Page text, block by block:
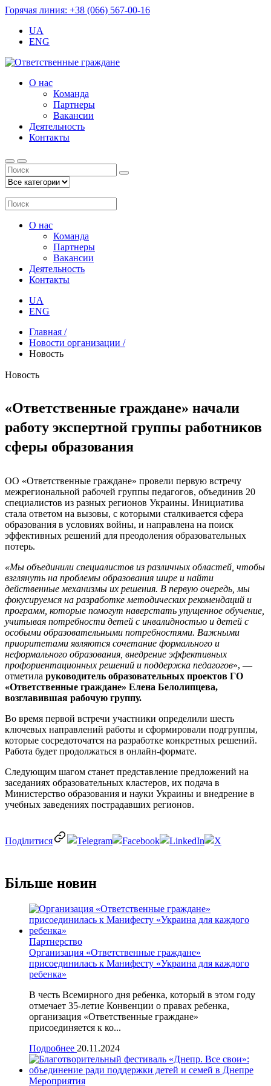
Горячая линия: +38 (066) 567-00-16
UA
ENG
О нас
Команда
Партнеры
Вакансии
Деятельность
Контакты
О нас
Команда
Партнеры
Вакансии
Деятельность
Контакты
UA
ENG
Главная /
Новости организации /
Новость
Новость
«Ответственные граждане» начали
работу экспертной группы работников
сферы образования
ОО «Ответственные граждане» провели первую встречу
межрегиональной рабочей группы педагогов, объединив 20
специалистов из разных регионов Украины. Инициатива
стала ответом на вызовы, с которыми сталкивается сфера
образования в условиях войны, и направлена на поиск
эффективных решений для преодоления образовательных
потерь.
«Мы объединили специалистов из различных областей, чтобы
взглянуть на проблемы образования шире и найти
действенные механизмы их решения. В первую очередь, мы
фокусируемся на разработке методических рекомендаций и
программ, которые помогут наверстать упущенное обучение,
учитывая потребности детей с инвалидностью и детей с
особыми образовательными потребностями. Важными
приоритетами являются сочетание формального и
неформального образования, внедрение эффективных
профориентационных решений и поддержка педагогов», —
отметила руководитель образовательных проектов ГО
«Ответственные граждане» Елена Белолипцева,
возглавившая рабочую группу.
Во время первой встречи участники определили шесть
ключевых направлений работы и сформировали подгруппы,
которые сосредоточатся на разработке конкретных решений.
Работа будет продолжаться в онлайн-формате.
Следующим шагом станет представление предложений на
заседаниях образовательных кластеров, их подача в
Министерство образования и науки Украины и внедрение в
учебных заведениях пострадавших регионов.
Більше новин
Партнерство
Организация «Ответственные граждане»
присоединилась к Манифесту «Украина для каждого
ребенка»
В честь Всемирного дня ребенка, который в этом году
отмечает 35-летие Конвенции о правах ребенка,
организация «Ответственные граждане»
присоединяется к ко...
Подробнее 20.11.2024
Мероприятия